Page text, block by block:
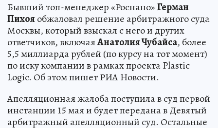
Бывший топ-менеджер «Роснано»Герман
Пихоя обжаловал решение арбитражного суда
Москвы, который взыскал с него и других
ответчиков, включаяАнатолия Чубайса, более
5,5 миллиарда рублей (по курсу на тот момент)
по иску компании в рамках проекта Plastic
Logic. Об этом пишет РИА Новости.
Апелляционная жалоба поступила в суд первой
инстанции 15 мая и будет передана в Девятый
арбитражный апелляционный суд. Остальные